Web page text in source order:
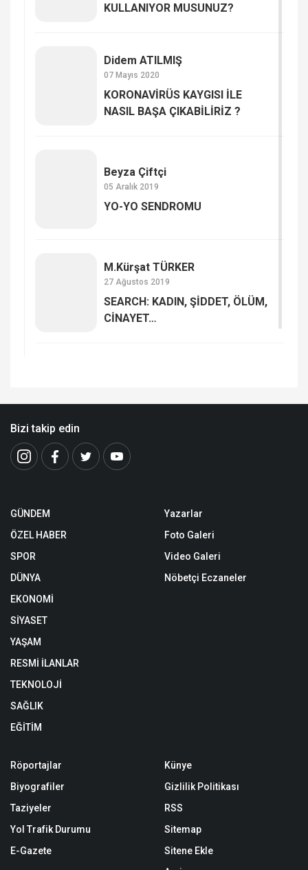
KULLANIYOR MUSUNUZ?
Didem ATILMIŞ
07 Mayıs 2020
KORONAVİRÜS KAYGISI İLE
NASIL BAŞA ÇIKABİLİRİZ ?
Beyza Çiftçi
05 Aralık 2019
YO-YO SENDROMU
M.Kürşat TÜRKER
27 Ağustos 2019
SEARCH: KADIN, ŞİDDET, ÖLÜM,
CİNAYET…
Bizi takip edin
GÜNDEM
ÖZEL HABER
SPOR
DÜNYA
EKONOMİ
SİYASET
YAŞAM
RESMİ İLANLAR
TEKNOLOJİ
SAĞLIK
EĞİTİM
Yazarlar
Foto Galeri
Video Galeri
Nöbetçi Eczaneler
Röportajlar
Biyografiler
Taziyeler
Yol Trafik Durumu
E-Gazete
Künye
Gizlilik Politikası
RSS
Sitemap
Sitene Ekle